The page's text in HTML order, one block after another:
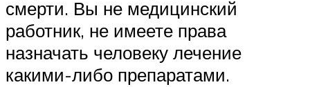
смерти. Вы не медицинский
работник, не имеете права
назначать человеку лечение
какими-либо препаратами.